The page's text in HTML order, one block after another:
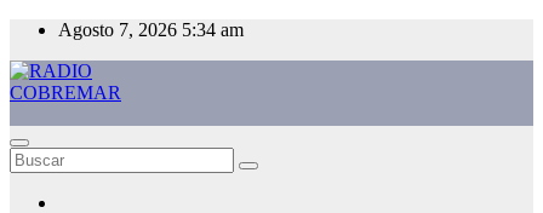
Saltar
contenido
Agosto 7, 2026 5:34 am